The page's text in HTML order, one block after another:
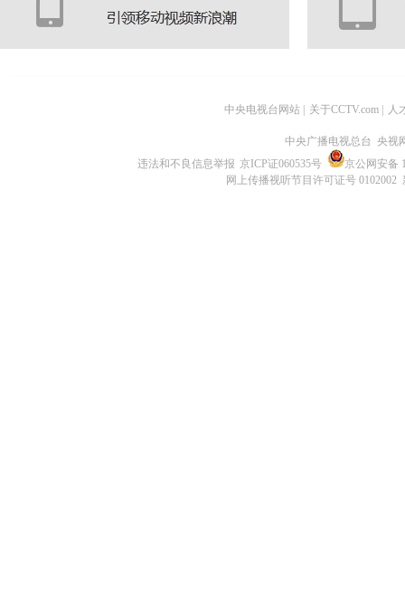
中央电视台网站 关于CCTV.com 人
中央广播电视总台 央视
违法和不良信息举报 京ICP证060535号
京公网安备
网上传播视听节目许可证号 0102002